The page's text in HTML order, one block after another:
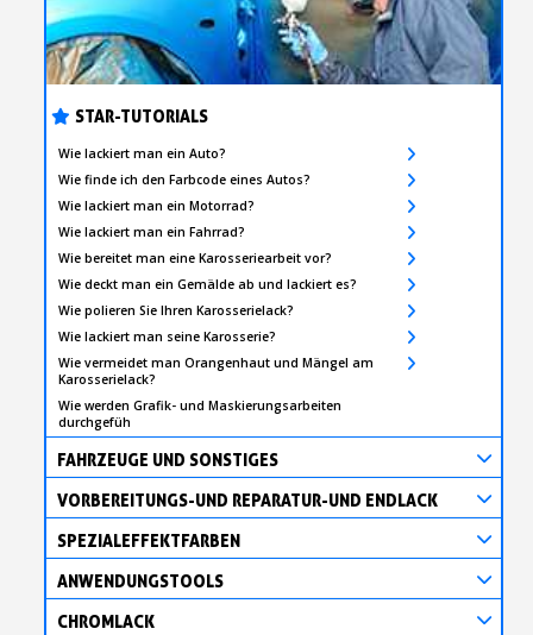
STAR-TUTORIALS
Wie lackiert man ein Auto?
Wie finde ich den Farbcode eines Autos?
Wie lackiert man ein Motorrad?
Wie lackiert man ein Fahrrad?
Wie bereitet man eine Karosseriearbeit vor?
Wie deckt man ein Gemälde ab und lackiert es?
Wie polieren Sie Ihren Karosserielack?
Wie lackiert man seine Karosserie?
Wie vermeidet man Orangenhaut und Mängel am
Karosserielack?
Wie werden Grafik- und Maskierungsarbeiten
durchgefüh
FAHRZEUGE UND SONSTIGES
VORBEREITUNGS-UND REPARATUR-UND ENDLACK
SPEZIALEFFEKTFARBEN
ANWENDUNGSTOOLS
CHROMLACK